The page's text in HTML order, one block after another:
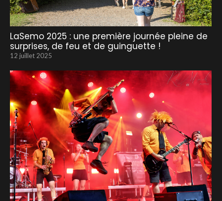
LaSemo 2025 : une première journée pleine de
surprises, de feu et de guinguette !
12 juillet 2025